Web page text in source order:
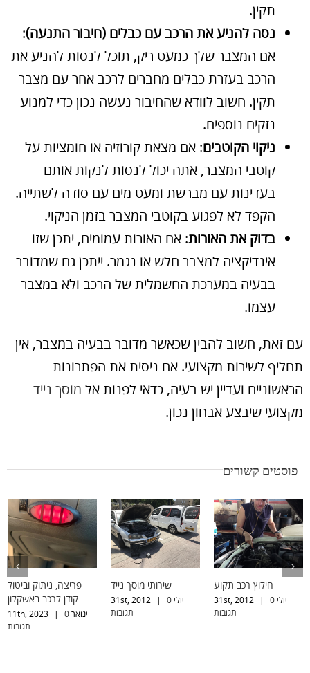
תקין.
נסה להניע את הרכב עם כבלים (חיבור התנעה):
אם המצבר שלך כמעט ריק, תוכל לנסות להניע את
הרכב בעזרת כבלים מחברים לרכב אחר עם מצבר
תקין. חשוב לוודא שהחיבור נעשה נכון כדי למנוע
נזקים נוספים.
ניקוי הקוטבים: אם מצאת קורוזיה או חומציות על
קוטבי המצבר, אתה יכול לנסות לנקות אותם
בעדינות עם מברשת ומעט מים עם סודה לשתייה.
הקפד לא לפגוע בקוטבי המצבר בזמן הניקוי.
בדוק את האורות: אם האורות עמומים, יתכן שזו
אינדיקציה למצבר חלש או נגמר. ייתכן גם שמדובר
בבעיה במערכת החשמלית של הרכב ולא במצבר
עצמו.
עם זאת, חשוב להבין שכאשר מדובר בבעיה במצבר, אין
תחליף לשירות מקצועי. אם ניסית את הפתרונות
הראשוניים ועדיין יש בעיה, כדאי לפנות אל מוסך נייד
מקצועי שיבצע אבחון נכון.
פוסטים קשורים
פריצה, ניתוק וביטול
קודן לרכב באשקלון
ינואר 11th, 2023 |
0
תגובות
שירותי מוסך נייד
יולי 31st, 2012 |
0
תגובות
חילוץ רכב תקוע
יולי 31st, 2012 |
0
תגובות